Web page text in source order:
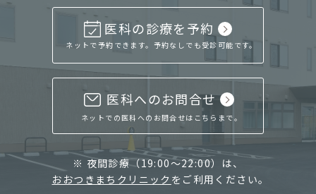
医科の診療を予約
ネットで予約できます。予約なしでも受診可能です。
医科へのお問合せ
ネットでの医科へのお問合せはこちらまで。
※ 夜間診療（19:00〜22:00）は、
おおつきまちクリニック をご利用ください｡